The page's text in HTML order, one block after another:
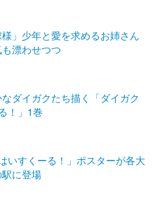
」少年と愛を求めるお姉さん
漂わせつつ
ダイガクたち描く「ダイガク
！」1巻
いすくーる！」ポスターが各大
に登場